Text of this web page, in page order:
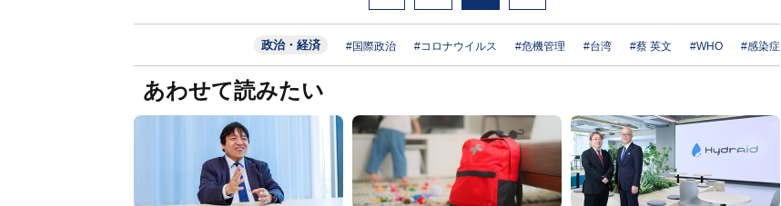
政治・経済 #国際政治 #コロナウイルス #危機管理 #台湾 #蔡 英文 #WHO #感染症
あわせて読みたい